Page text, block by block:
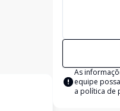
As
equipe
a política de